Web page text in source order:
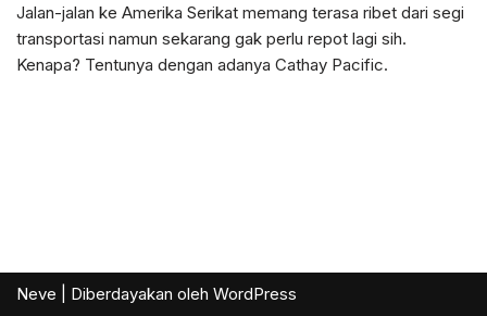
Jalan-jalan ke Amerika Serikat memang terasa ribet dari segi
transportasi namun sekarang gak perlu repot lagi sih.
Kenapa? Tentunya dengan adanya Cathay Pacific.
Neve | Diberdayakan oleh WordPress